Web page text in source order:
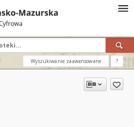
Wyszukiwanie zaawansowane ?